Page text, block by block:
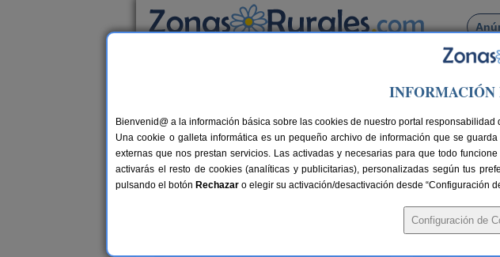
Busca por pueblo
Casas Rurales cerca de Martimporra
18 €
La
INFORMACIÓN
Bienvenid@ a la información básica sobre las cookies de nuestro portal responsabilidad
Una cookie o galleta informática es un pequeño archivo de información que se
externas que nos prestan servicios. Las activadas y necesarias para que todo
activarás el resto de cookies (analíticas y publicitarias), personalizadas según tus
pulsando el botón Rechazar o elegir su activación/desactivación desde “Configuración